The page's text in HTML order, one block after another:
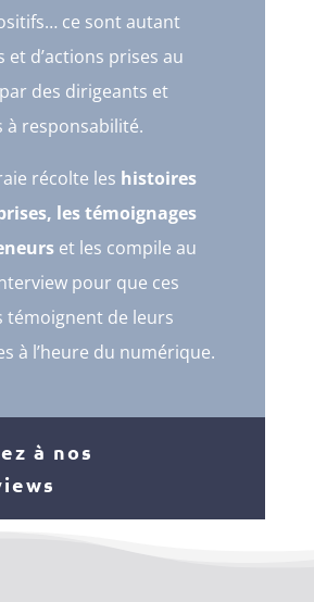
ce sont autant
et d’actions prises au
des dirigeants et
à responsabilité.
récolte les histoires
les témoignages
et les compile au
pour que ces
témoignent de leurs
à l’heure du numérique.
à nos